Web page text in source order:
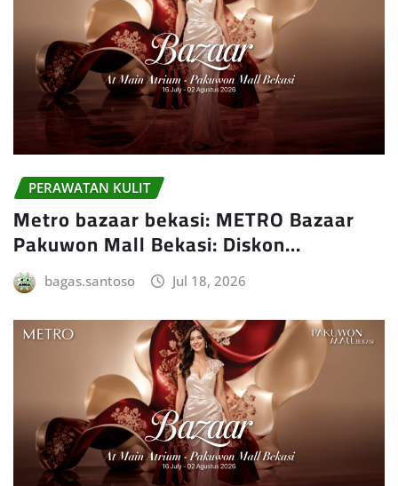
PERAWATAN KULIT
Metro bazaar bekasi: METRO Bazaar
Pakuwon Mall Bekasi: Diskon…
bagas.santoso Jul 18, 2026